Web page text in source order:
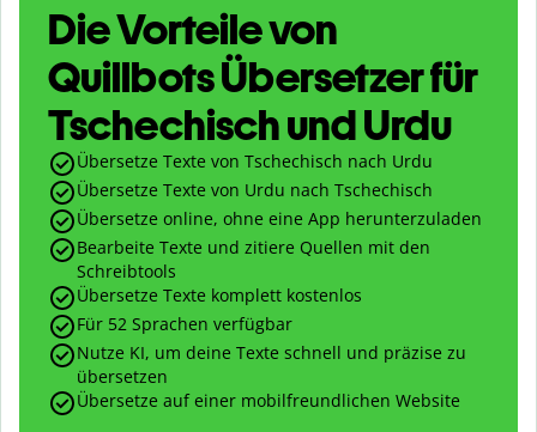
Die Vorteile von
Quillbots Übersetzer für
Tschechisch und Urdu
Übersetze Texte von Tschechisch nach Urdu
Übersetze Texte von Urdu nach Tschechisch
Übersetze online, ohne eine App herunterzuladen
Bearbeite Texte und zitiere Quellen mit den
Schreibtools
Übersetze Texte komplett kostenlos
Für 52 Sprachen verfügbar
Nutze KI, um deine Texte schnell und präzise zu
übersetzen
Übersetze auf einer mobilfreundlichen Website